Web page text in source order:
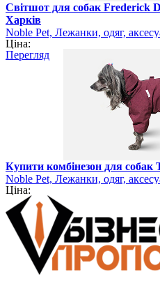
Світшот для собак Frederick
Харків
Noble Pet, Лежанки, одяг,
Ціна:
Перегляд
Купити комбінезон для собак
Noble Pet, Лежанки, одяг,
Ціна: